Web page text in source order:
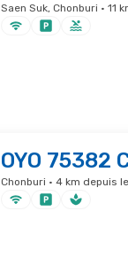
Saen Suk, Chonburi ·
OYO 75382
Chonburi · 4 km depuis